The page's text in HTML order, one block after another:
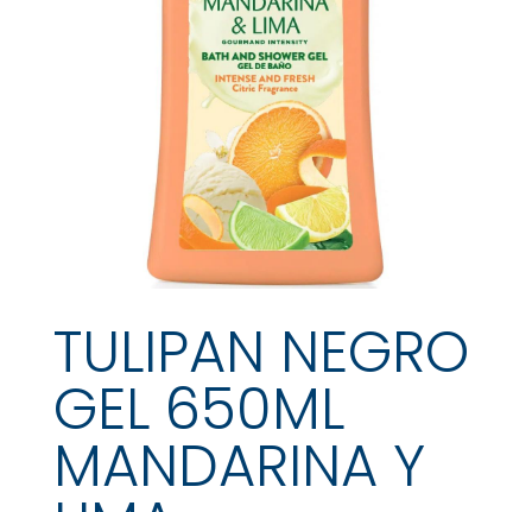
TULIPAN NEGRO
GEL 650ML
MANDARINA Y